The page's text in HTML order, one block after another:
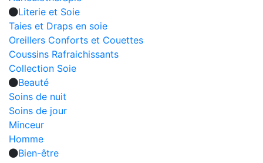
Literie et Soie
Taies et Draps en soie
Oreillers Conforts et Couettes
Coussins Rafraichissants
Collection Soie
Beauté
Soins de nuit
Soins de jour
Minceur
Homme
Bien-être